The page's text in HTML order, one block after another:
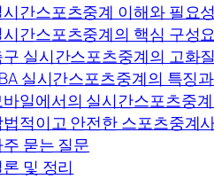
시간스포츠중계 이해와 필요성
시간스포츠중계의 핵심 구성
구 실시간스포츠중계의 고화
실시간스포츠중계의 특징
바일에서의 실시간스포츠중
법적이고 안전한 스포츠중계
주 묻는 질문
론 및 정리